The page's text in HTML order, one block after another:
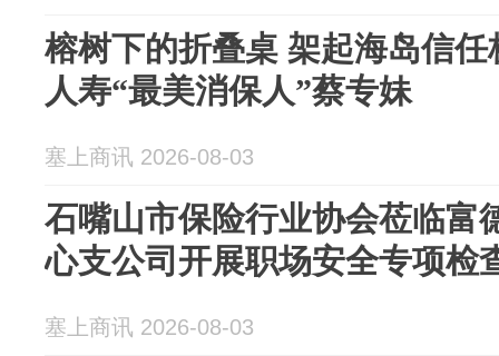
榕树下的折叠桌 架起海岛信
人寿“最美消保人”蔡专妹
塞上商讯 2026-08-03
石嘴山市保险行业协会莅临富
心支公司开展职场安全专项检
塞上商讯 2026-08-03